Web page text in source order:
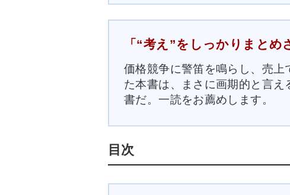
「“考え”をしっかりまと
価格競争に警笛を鳴らし、売
た本書は、まさに画期的と言
書だ。一読をお薦めします。
目次